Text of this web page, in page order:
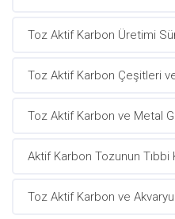
Toz Aktif Karbon Üretimi
Toz Aktif Karbon Çeşitleri
Toz Aktif Karbon ve Metal
Aktif Karbon Tozunun Tıbbi
Toz Aktif Karbon ve